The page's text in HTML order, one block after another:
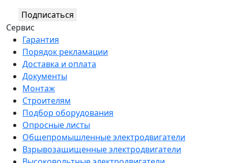
Подписаться
Сервис
Гарантия
Порядок рекламации
Доставка и оплата
Документы
Монтаж
Строителям
Подбор оборудования
Опросные листы
Общепромышленные электродвигатели
Взрывозащищенные электродвигатели